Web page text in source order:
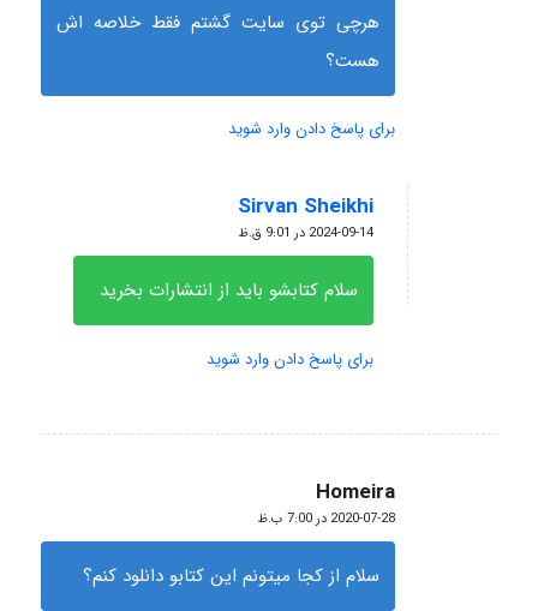
هرچی توی سایت گشتم فقط خلاصه اش
هست؟
برای پاسخ دادن وارد شوید
Sirvan Sheikhi
گفته:
2024-09-14 در 9:01 ق.ظ
سلام کتابشو باید از انتشارات بخرید
برای پاسخ دادن وارد شوید
Homeira
گفته:
2020-07-28 در 7:00 ب.ظ
سلام از کجا میتونم این کتابو دانلود کنم؟